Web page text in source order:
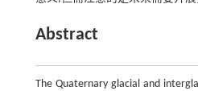
Abstract
The Quaternary glacial and